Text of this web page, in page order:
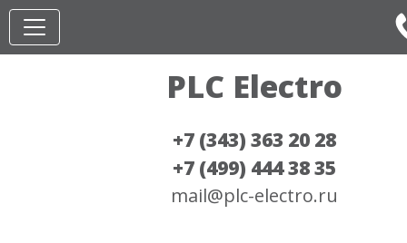
PLC Electro
+7 (343) 363 20 28
+7 (499) 444 38 35
mail@plc-electro.ru